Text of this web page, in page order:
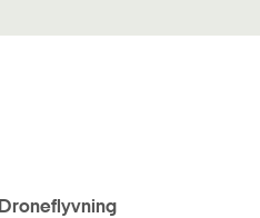
Droneflyvning